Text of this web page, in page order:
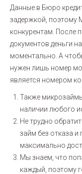
Данные в Бюро
задержкой, поэтому
конкурентам. После
документов деньги
моментально. А
нужен лишь номер
является номером
Также
наличии любого
Не трудно
займ без отказа и
максимально
Мы знаем, что
каждый, поэтому